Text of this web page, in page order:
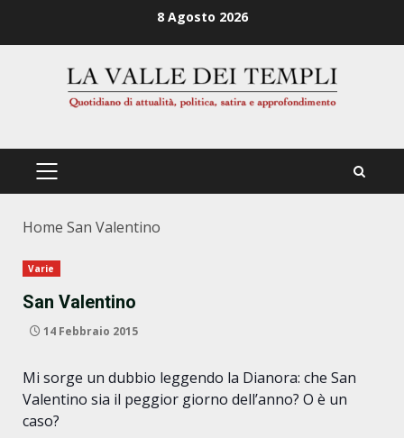
8 Agosto 2026
PRIMÄRES
Home San Valentino
Varie
San Valentino
14 Febbraio 2015
Mi sorge un dubbio leggendo la Dianora: che San
Valentino sia il peggior giorno dell’anno? O è un
caso?